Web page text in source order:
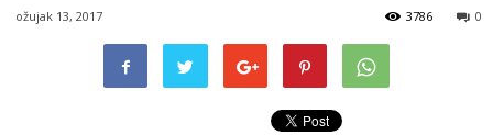
ožujak 13, 2017 0
3786